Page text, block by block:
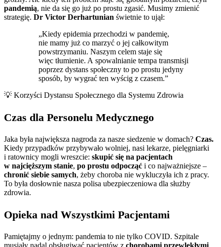
pandemią, nie da się go już po prostu zgasić. Musimy zmienić
strategię. Dr Victor Derhartunian świetnie to ujął:
„Kiedy epidemia przechodzi w pandemię,
nie mamy już co marzyć o jej całkowitym
powstrzymaniu. Naszym celem staje się
więc tłumienie. A spowalnianie tempa transmisji
poprzez dystans społeczny to po prostu jedyny
sposób, by wygrać ten wyścig z czasem.”
💡 Korzyści Dystansu Społecznego dla Systemu Zdrowia
Czas dla Personelu Medycznego
Jaka była największa nagroda za nasze siedzenie w domach? Czas.
Kiedy przypadków przybywało wolniej, nasi lekarze, pielęgniarki
i ratownicy mogli wreszcie: skupić się na pacjentach
w najcięższym stanie, po prostu odpocząć i co najważniejsze –
chronić siebie samych, żeby choroba nie wykluczyła ich z pracy.
To była dosłownie nasza polisa ubezpieczeniowa dla służby
zdrowia.
Opieka nad Wszystkimi Pacjentami
Pamiętajmy o jednym: pandemia to nie tylko COVID. Szpitale
musiały nadal obsługiwać pacjentów z chorobami przewlekłymi